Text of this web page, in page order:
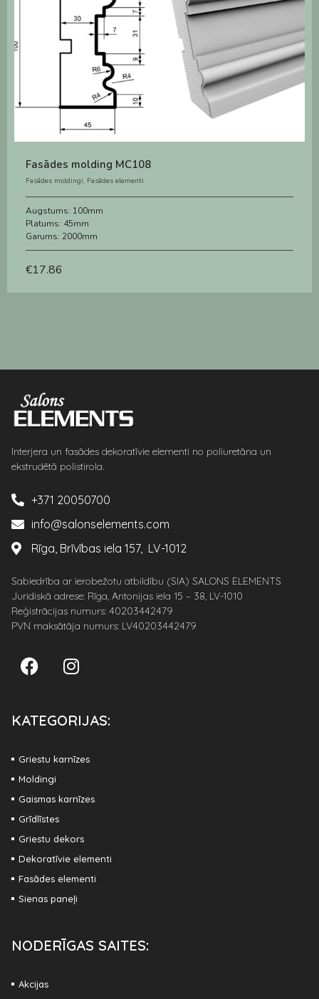
Fasādes molding MC108
Fasādes moldingi, Fasādes elementi
Augstums: 100mm
Platums: 45mm
Garums: 2000mm
€17.86
Interjera un fasādes dekoratīvie elementi no poliuretāna un
ekstrudētā polistirola.
+371 20050700
info@salonselements.com
Rīga, Brīvības iela 157, LV-1012
Sabiedrība ar ierobežotu atbildību (SIA) SALONS ELEMENTS
Juridiskā adrese: Rīga, Antonijas iela 15 – 38, LV-1010
Reģistrācijas numurs: 40203442479
PVN maksātāja numurs: LV40203442479
KATEGORIJAS:
Griestu karnīzes
Moldingi
Gaismas karnīzes
Grīdlīstes
Griestu dekors
Dekoratīvie elementi
Fasādes elementi
Sienas paneļi
NODERĪGAS SAITES:
Akcijas